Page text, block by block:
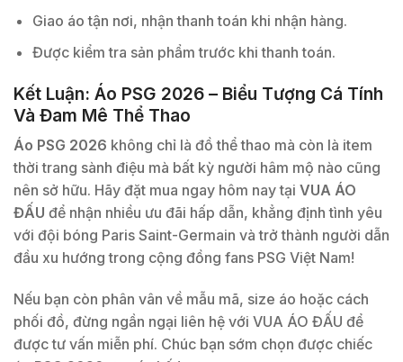
Giao áo tận nơi, nhận thanh toán khi nhận hàng.
Được kiểm tra sản phẩm trước khi thanh toán.
Kết Luận: Áo PSG 2026 – Biểu Tượng Cá Tính
Và Đam Mê Thể Thao
Áo PSG 2026 không chỉ là đồ thể thao mà còn là item
thời trang sành điệu mà bất kỳ người hâm mộ nào cũng
nên sở hữu. Hãy đặt mua ngay hôm nay tại VUA ÁO
ĐẤU để nhận nhiều ưu đãi hấp dẫn, khẳng định tình yêu
với đội bóng Paris Saint-Germain và trở thành người dẫn
đầu xu hướng trong cộng đồng fans PSG Việt Nam!
Nếu bạn còn phân vân về mẫu mã, size áo hoặc cách
phối đồ, đừng ngần ngại liên hệ với VUA ÁO ĐẤU để
được tư vấn miễn phí. Chúc bạn sớm chọn được chiếc